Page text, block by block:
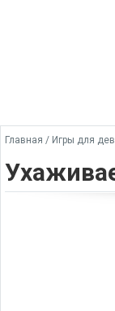
Главная / Игры для